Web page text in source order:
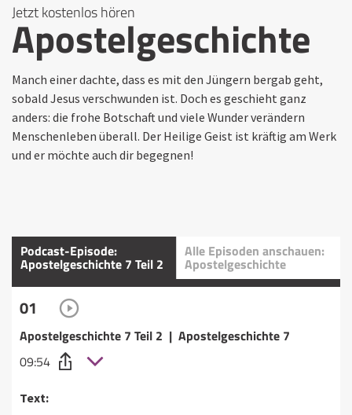
Jetzt kostenlos hören
Apostelgeschichte
Manch einer dachte, dass es mit den Jüngern bergab geht,
sobald Jesus verschwunden ist. Doch es geschieht ganz
anders: die frohe Botschaft und viele Wunder verändern
Menschenleben überall. Der Heilige Geist ist kräftig am Werk
und er möchte auch dir begegnen!
Podcast-Episode:
Apostelgeschichte 7 Teil 2
Alle Episoden anschauen:
Apostelgeschichte
01
Apostelgeschichte 7 Teil 2 | Apostelgeschichte 7
09:54
Text: